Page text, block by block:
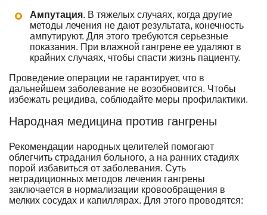
Ампутация. В тяжелых случаях, когда другие
методы лечения не дают результата, конечность
ампутируют. Для этого требуются серьезные
показания. При влажной гангрене ее удаляют в
крайних случаях, чтобы спасти жизнь пациенту.
Проведение операции не гарантирует, что в
дальнейшем заболевание не возобновится. Чтобы
избежать рецидива, соблюдайте меры профилактики.
Народная медицина против гангрены
Рекомендации народных целителей помогают
облегчить страдания больного, а на ранних стадиях
порой избавиться от заболевания. Суть
нетрадиционных методов лечения гангрены
заключается в нормализации кровообращения в
мелких сосудах и капиллярах. Для этого проводятся: